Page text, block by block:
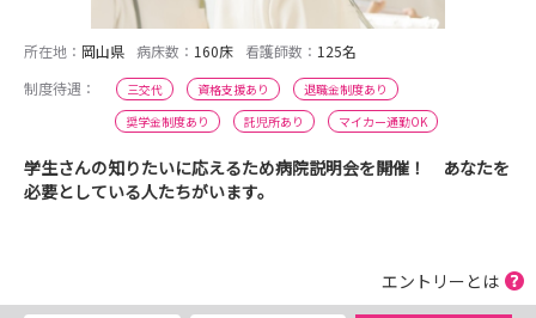
所在地： 岡山県 病床数： 160床 看護師数： 125名
制度待遇：
三交代 資格支援あり
退職金制度あり
奨学金制度あり
託児所あり マイカー通勤OK
学生さんの知りたいに応えるため病院説明会を開催！ あなたを
必要としている人たちがいます。
エントリーとは